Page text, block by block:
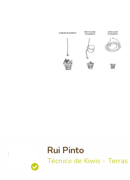
Rui Pinto
Técnico de Kiwis -